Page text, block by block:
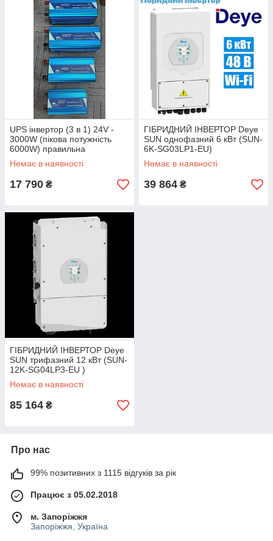
UPS інвертор (3 в 1) 24V -
3000W (пікова потужність
6000W) правильна
синусоїда, з функцією ЗУ
Немає в наявності
17 790 ₴
ГІБРИДНИЙ ІНВЕРТОР Deye
SUN однофазний 6 кВт (SUN-
6K-SG03LP1-EU)
Немає в наявності
39 864 ₴
ГІБРИДНИЙ ІНВЕРТОР Deye
SUN трифазний 12 кВт (SUN-
12K-SG04LP3-EU )
Немає в наявності
85 164 ₴
Про нас
99% позитивних з 1115 відгуків за рік
Працює з 05.02.2018
м. Запоріжжя
Запоріжжя, Україна